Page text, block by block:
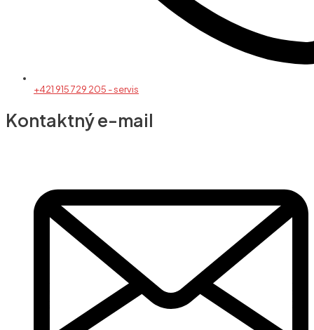
+421 915 729 205 - servis
Kontaktný e-mail